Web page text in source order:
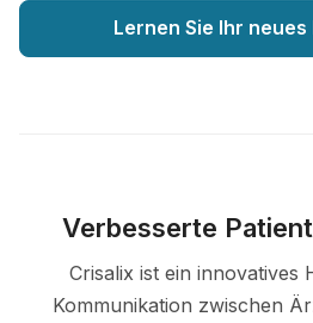
Lernen Sie Ihr
Verbesserte
Crisalix ist ein innovatives
Kommunikation zwischen